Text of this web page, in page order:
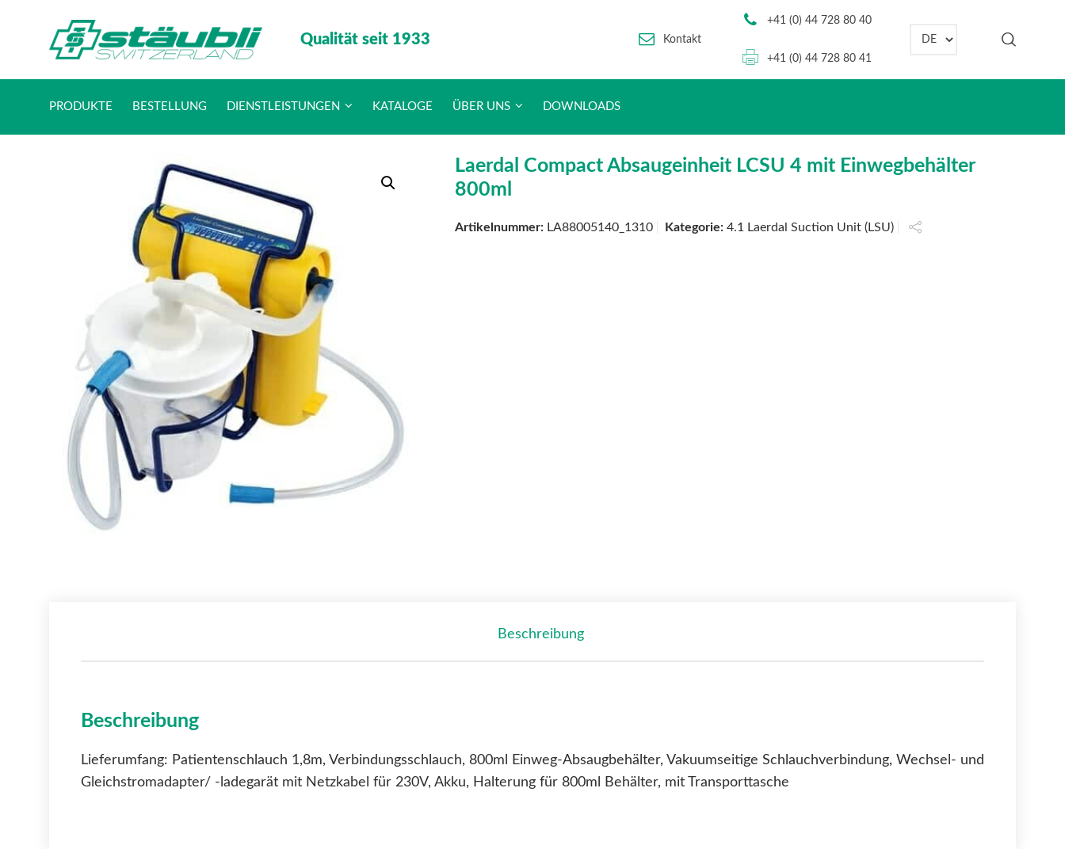
Qualität seit 1933 Kontakt
+41 (0) 44 728 80 40
+41 (0) 44 728 80 41
Sprache auswählen
PRODUKTE BESTELLUNG DIENSTLEISTUNGEN KATALOGE ÜBER UNS DOWNLOADS
Laerdal Compact Absaugeinheit LCSU 4 mit Einwegbehälter
800ml
Artikelnummer: LA88005140_1310 Kategorie:4.1 Laerdal Suction Unit (LSU)
Beschreibung
Beschreibung
Lieferumfang: Patientenschlauch 1,8m, Verbindungsschlauch, 800ml Einweg-Absaugbehälter, Vakuumseitige Schlauchverbindung, Wechsel- und
Gleichstromadapter/ -ladegarät mit Netzkabel für 230V, Akku, Halterung für 800ml Behälter, mit Transporttasche